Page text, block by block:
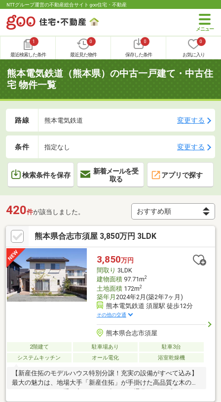
NTTグループ運営の不動産総合サイト goo住宅・不動産
1
最近検索した条件
0
最近見た物件
0
保存した条件
0
お気に入り
熊本電気鉄道（熊本県）の中古一戸建て・中古住
宅 物件一覧
路線 熊本電気鉄道 変更する
条件 指定なし 変更する
検索条件を保存
新着メールを受
取る
アプリで探す
420件が該当しました。
熊本県合志市須屋 3,850万円 3LDK
3,850万円
間取り 3LDK
建物面積97.71m2
土地面積172m2
築年月 2024年2月(築2年7ヶ月)
熊本電気鉄道 須屋駅 徒歩12分
その他の交通
熊本県合志市須屋
2階建て 駐車場あり
駐車3台
システムキッチン
オール電化 浴室乾燥機
【新産住拓のモデルハウス特別分譲！充実の設備がすべて込み】
最大の魅力は、地場大手「新産住拓」が手掛けた高品質な木の住